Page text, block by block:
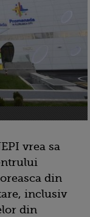
vrea sa
din
inclusiv
din